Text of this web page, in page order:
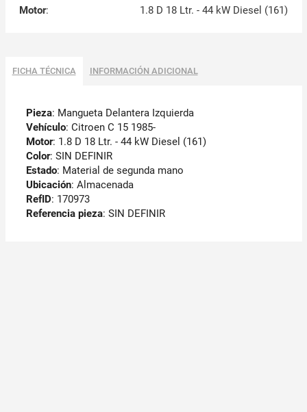
Motor: 1.8 D 18 Ltr. - 44 kW Diesel (161)
FICHA TÉCNICA INFORMACIÓN ADICIONAL
Pieza: Mangueta Delantera Izquierda
Vehículo: Citroen C 15 1985-
Motor: 1.8 D 18 Ltr. - 44 kW Diesel (161)
Color: SIN DEFINIR
Estado: Material de segunda mano
Ubicación: Almacenada
RefID: 170973
Referencia pieza: SIN DEFINIR